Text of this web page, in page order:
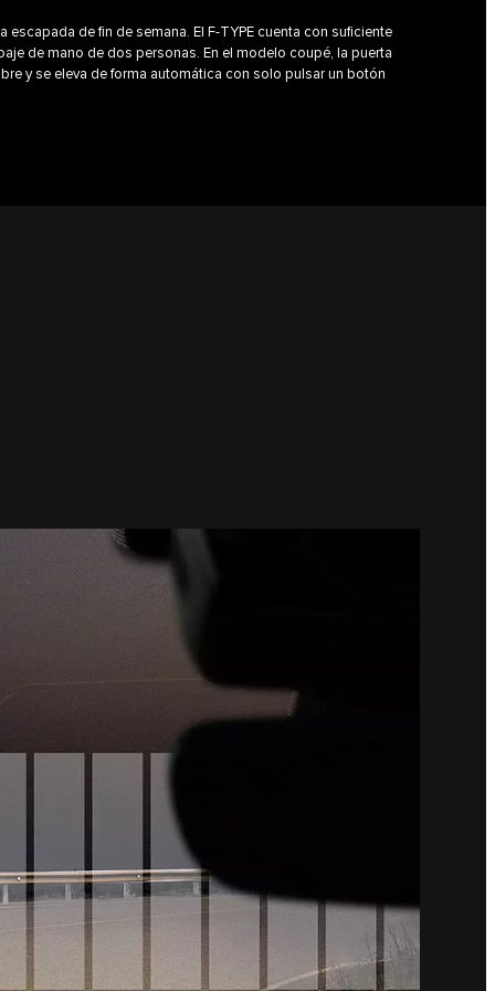
de fin de semana. El F‑TYPE cuenta con suficiente
de mano de dos personas. En el modelo coupé, la puerta
y se eleva de forma automática con solo pulsar un botón